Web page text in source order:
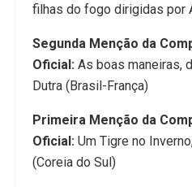
filhas do fogo dirigidas por
Segunda Menção da
Oficial: As boas maneiras,
Dutra (Brasil-França)
Primeira Menção da
Oficial: Um Tigre no
(Coreia do Sul)